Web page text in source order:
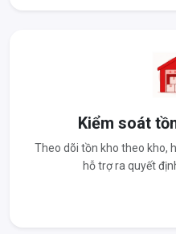
Kiểm soát
Theo dõi tồn kho theo kho,
hỗ trợ ra quyết